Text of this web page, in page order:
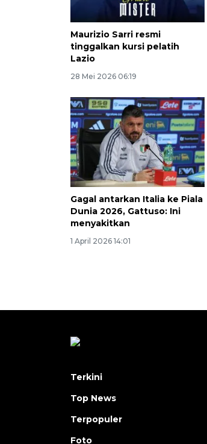
Maurizio Sarri resmi
tinggalkan kursi pelatih
Lazio
28 Mei 2026 06:19
Gagal antarkan Italia ke Piala
Dunia 2026, Gattuso: Ini
menyakitkan
1 April 2026 14:01
Terkini
Top News
Terpopuler
Foto